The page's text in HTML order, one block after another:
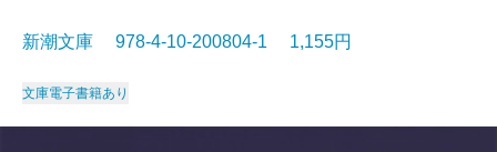
新潮文庫 978-4-10-200804-1 1,155円
文庫電子書籍あり